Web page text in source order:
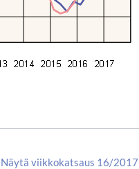
Näytä viikkokatsaus 16/2017